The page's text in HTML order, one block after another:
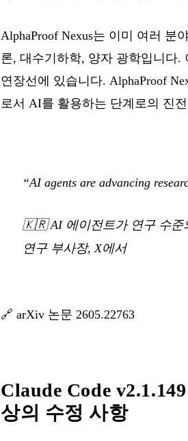
AlphaProof Nexus는 이미 여러
론, 대수기하학, 양자 광학입니다.
연장선에 있습니다. AlphaProof
로서 AI를 활용하는 단계로의 진
“AI agents are advancing
🇰🇷AI 에이전트가 연구 수준
연구 부사장, X에서
🔗 arXiv 논문 2605.22763
Claude Code
상의 수정 사항